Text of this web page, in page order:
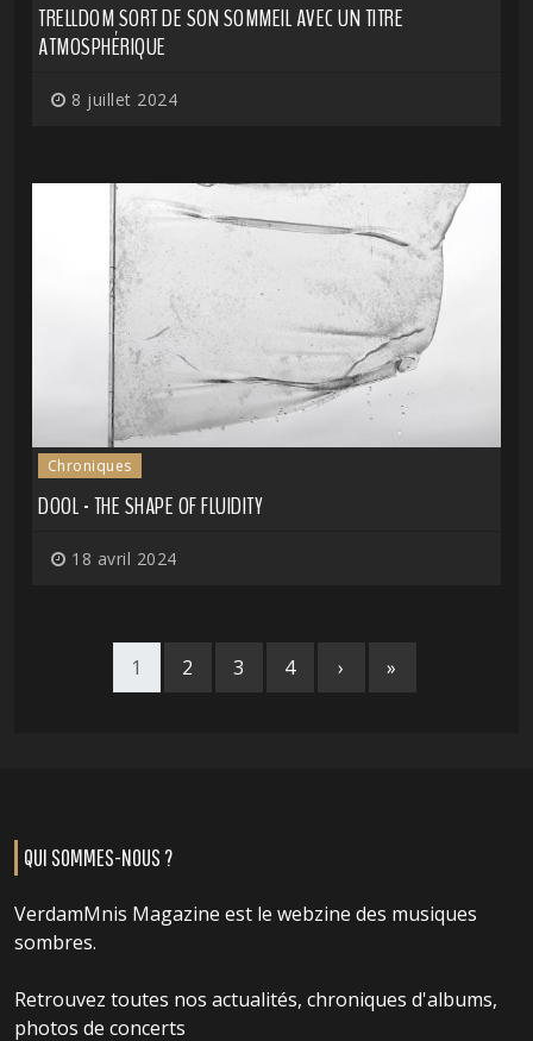
TRELLDOM SORT DE SON SOMMEIL AVEC UN TITRE
ATMOSPHÉRIQUE
8 juillet 2024
Chroniques
DOOL - THE SHAPE OF FLUIDITY
18 avril 2024
1 2 3 4 › »
QUI SOMMES-NOUS ?
VerdamMnis Magazine est le webzine des musiques
sombres.
Retrouvez toutes nos actualités, chroniques d'albums,
photos de concerts